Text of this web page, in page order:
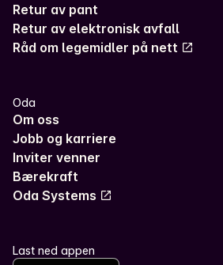
Retur av pant
Retur av elektronisk avfall
Råd om legemidler på nett
Oda
Om oss
Jobb og karriere
Inviter venner
Bærekraft
Oda Systems
Last ned appen